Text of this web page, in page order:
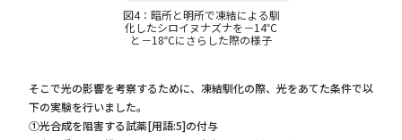
図4：暗所と明所で凍結による馴
化したシロイヌナズナを－14℃
と－18℃にさらした際の様子
そこで光の影響を考察するために、凍結馴化の際、光をあてた条件で以
下の実験を行いました。
①光合成を阻害する試薬[用語:5]の付与